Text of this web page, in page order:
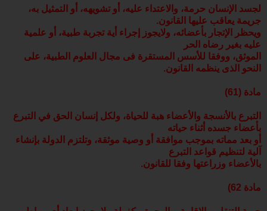
لجسد الإنسان حرمة، والاعتداء عليه، أو تشويهه، أو التمثيل به،
جريمة يعاقب عليها القانون.
ويحظر الإتجار بأعضائه، ولايجوز إجراء أية تجربة طبية، أو علمية
عليه بغير رضاه الحر
الموثق، ووفقا للأسس المستقرة فى مجال العلوم الطبية، على
النحو الذى ينظمه القانون.
مادة (61)
التبرع بالأنسجة والأعضاء هبة للحياة، ولكل إنسان الحق في التبرع
بأعضاء جسده أثناء حياته
أو بعد مماته بموجب موافقة أو وصية موثقة، وتلتزم الدولة بإنشاء
آلية لتنظيم قواعد التبرع
بالأعضاء وزراعتها وفقا للقانون.
مادة 62)